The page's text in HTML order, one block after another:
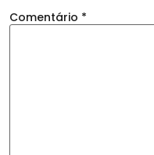
Comentário *